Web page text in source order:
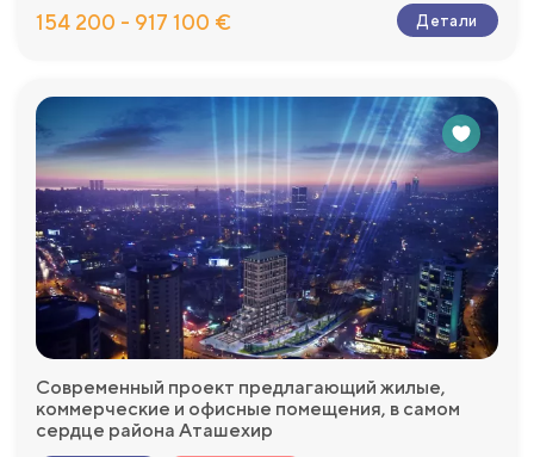
154 200 - 917 100 € Детали
Современный проект предлагающий жилые,
коммерческие и офисные помещения, в самом
сердце района Аташехир